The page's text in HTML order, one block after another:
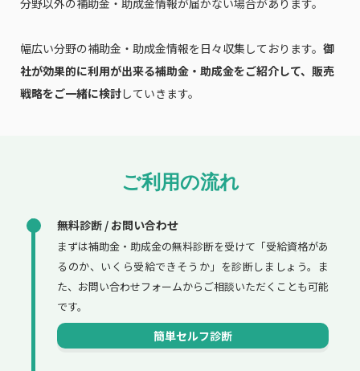
幅広い分野の補助金・助成金情報を日々収集しております。 御
社が効果的に利用が出来る補助金・助成金をご紹介して、販売
戦略をご一緒に検討していきます。
ご利用の流れ
無料診断 / お問い合わせ
まずは補助金・助成金の無料診断を受けて「受給資格があ
るのか、いくら受給できそうか」を診断しましょう。ま
た、お問い合わせフォームからご相談いただくことも可能
です。
簡単セルフ診断